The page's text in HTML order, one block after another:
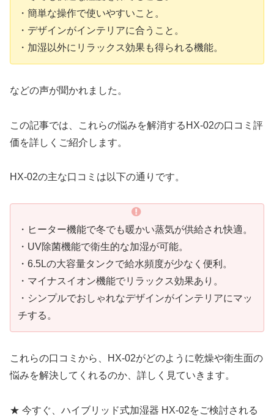
・簡単な操作で使いやすいこと。
・デザインがインテリアに合うこと。
・加湿以外にリラックス効果も得られる機能。
などの声が聞かれました。
この記事では、これらの悩みを解消するHX-02の口コミ評
価を詳しくご紹介します。
HX-02の主な口コミは以下の通りです。
・ヒーター機能で冬でも暖かい蒸気が供給され快適。
・UV除菌機能で衛生的な加湿が可能。
・6.5Lの大容量タンクで給水頻度が少なく便利。
・マイナスイオン機能でリラックス効果あり。
・シンプルでおしゃれなデザインがインテリアにマッ
チする。
これらの口コミから、HX-02がどのように乾燥や衛生面の
悩みを解決してくれるのか、詳しく見ていきます。
★ 今すぐ、ハイブリッド式加湿器 HX-02をご検討される